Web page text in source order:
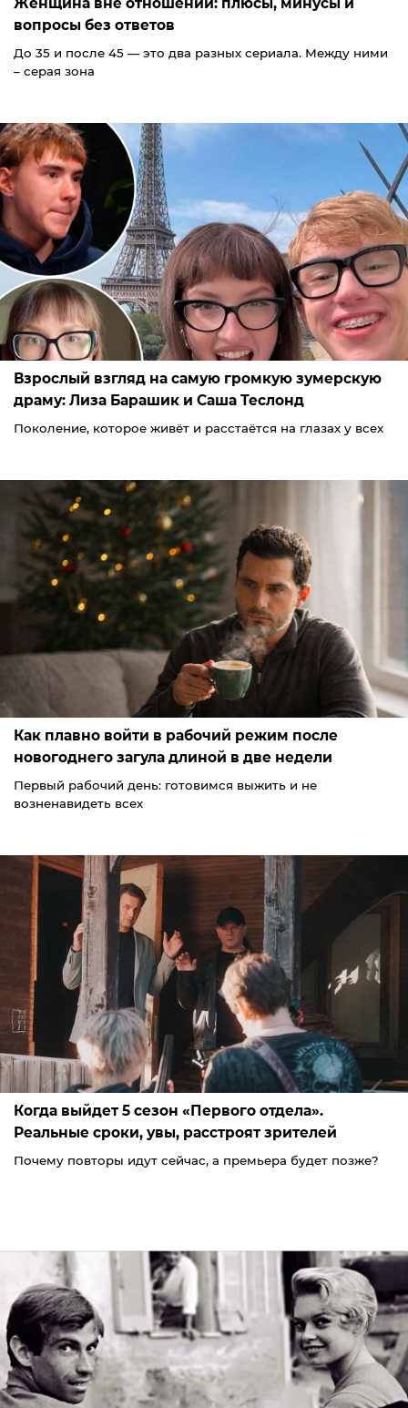
вопросы без ответов
До 35 и после 45 — это два разных сериала. Между ними
– серая зона
Взрослый взгляд на самую громкую зумерскую
драму: Лиза Барашик и Саша Теслонд
Поколение, которое живёт и расстаётся на глазах у всех
Как плавно войти в рабочий режим после
новогоднего загула длиной в две недели
Первый рабочий день: готовимся выжить и не
возненавидеть всех
Когда выйдет 5 сезон «Первого отдела».
Реальные сроки, увы, расстроят зрителей
Почему повторы идут сейчас, а премьера будет позже?